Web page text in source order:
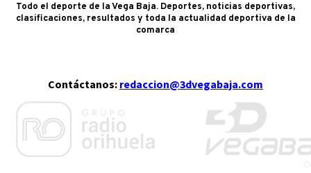
Todo el deporte de la Vega Baja. Deportes, noticias deportivas,
clasificaciones, resultados y toda la actualidad deportiva de la
comarca
Contáctanos: redaccion@3dvegabaja.com